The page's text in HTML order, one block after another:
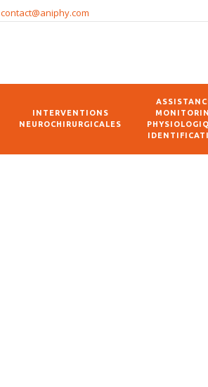
contact@aniphy.com
INTERVENTIONS
NEUROCHIRURGICALES